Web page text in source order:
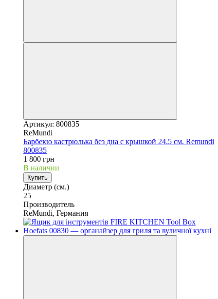
Артикул: 800835
ReMundi
Барбекю кастрюлька без дна с крышкой 24.5 см. Remundi
800835
1 800 грн
В наличии
Купить
Диаметр (см.)
25
Производитель
ReMundi, Германия